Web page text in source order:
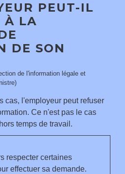
PEUT-IL
À LA
DE SON
de l'information légale et
cas, l'employeur peut refuser
Ce n'est pas le cas
temps de travail.
respecter certaines
effectuer sa demande.